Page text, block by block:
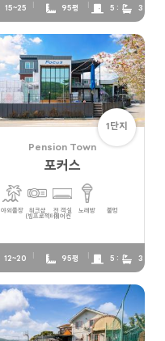
15~25 95평 5 : 3
1단지
Pension Town
포커스
야외풀장
워크샵
(빔프로젝터)
전 객실
에어컨
노래방 불멍
12~20 95평 5 : 3